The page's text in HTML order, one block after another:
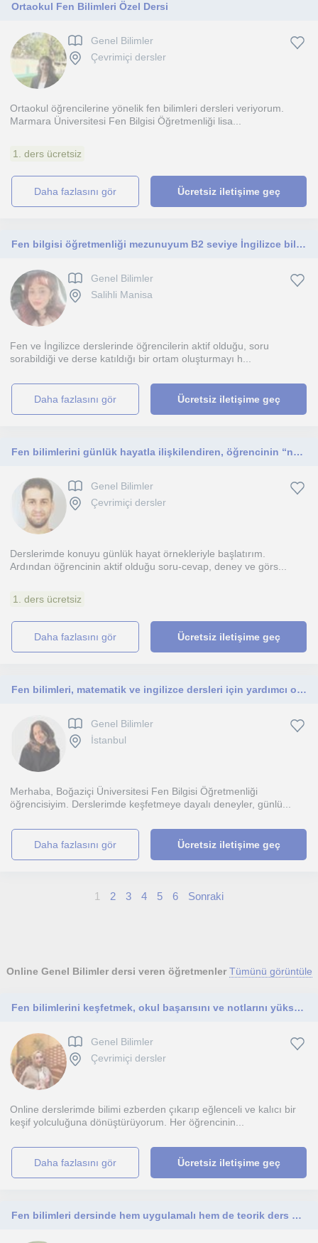
Ortaokul Fen Bilimleri Özel Dersi
Genel Bilimler
Çevrimiçi dersler
Ortaokul öğrencilerine yönelik fen bilimleri dersleri veriyorum.
Marmara Üniversitesi Fen Bilgisi Öğretmenliği lisa...
1. ders ücretsiz
daha fazlasını gör Ücretsiz iletişime geç
Fen bilgisi öğretmenliği mezunuyum B2 seviye İngilizce biliyorum
Genel Bilimler
Salihli Manisa
Fen ve İngilizce derslerinde öğrencilerin aktif olduğu, soru
sorabildiği ve derse katıldığı bir ortam oluşturmayı h...
daha fazlasını gör Ücretsiz iletişime geç
Fen bilimlerini günlük hayatla ilişkilendiren, öğrencinin “neden?” ve “nasıl?” sorularını merkeze alan; deney, gözlem ve sorgulama
Genel Bilimler
Çevrimiçi dersler
Derslerimde konuyu günlük hayat örnekleriyle başlatırım.
Ardından öğrencinin aktif olduğu soru-cevap, deney ve görs...
1. ders ücretsiz
daha fazlasını gör Ücretsiz iletişime geç
Fen bilimleri, matematik ve ingilizce dersleri için yardımcı olabilirim
Genel Bilimler
İstanbul
Merhaba, Boğaziçi Üniversitesi Fen Bilgisi Öğretmenliği
öğrencisiyim. Derslerimde keşfetmeye dayalı deneyler, günlü...
daha fazlasını gör Ücretsiz iletişime geç
1 2 3 4 5 6 Sonraki
Online Genel Bilimler dersi veren öğretmenler Tümünü görüntüle
Fen bilimlerini keşfetmek, okul başarısını ve notlarını yükseltmek isteyen tüm ortaokul öğrencilerine yönelik online ders.
Genel Bilimler
Çevrimiçi dersler
Online derslerimde bilimi ezberden çıkarıp eğlenceli ve kalıcı bir
keşif yolculuğuna dönüştürüyorum. Her öğrencinin...
daha fazlasını gör Ücretsiz iletişime geç
Fen bilimleri dersinde hem uygulamalı hem de teorik ders seçeneğimiz vardır.